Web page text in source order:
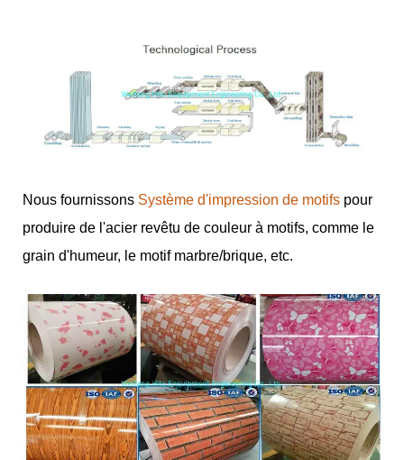
Nous fournissons Système d'impression de motifs pour
produire de l'acier revêtu de couleur à motifs, comme le
grain d'humeur, le motif marbre/brique, etc.